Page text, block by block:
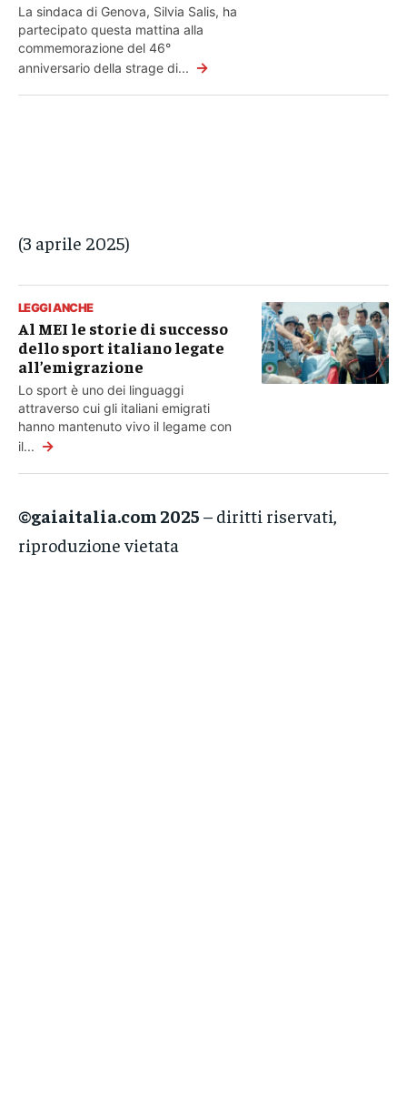
La sindaca di Genova, Silvia Salis, ha
partecipato questa mattina alla
commemorazione del 46°
anniversario della strage di... →
(3 aprile 2025)
LEGGI ANCHE
Al MEI le storie di successo
dello sport italiano legate
all’emigrazione
Lo sport è uno dei linguaggi
attraverso cui gli italiani emigrati
hanno mantenuto vivo il legame con
il... →
©gaiaitalia.com 2025 – diritti riservati,
riproduzione vietata